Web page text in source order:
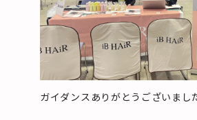
RECRUIT
ガイダンスありがとうございまし